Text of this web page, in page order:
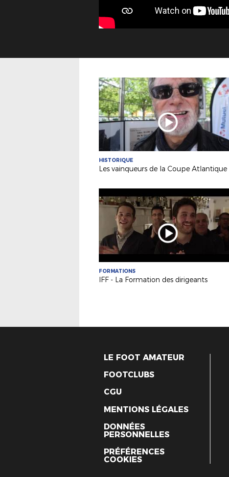
HISTORIQUE
FORMATIONS
IFF - La Formation des dirigeants
LE FOOT AMATEUR
FOOTCLUBS
CGU
MENTIONS LÉGALES
DONNÉES
PERSONNELLES
PRÉFÉRENCES
COOKIES